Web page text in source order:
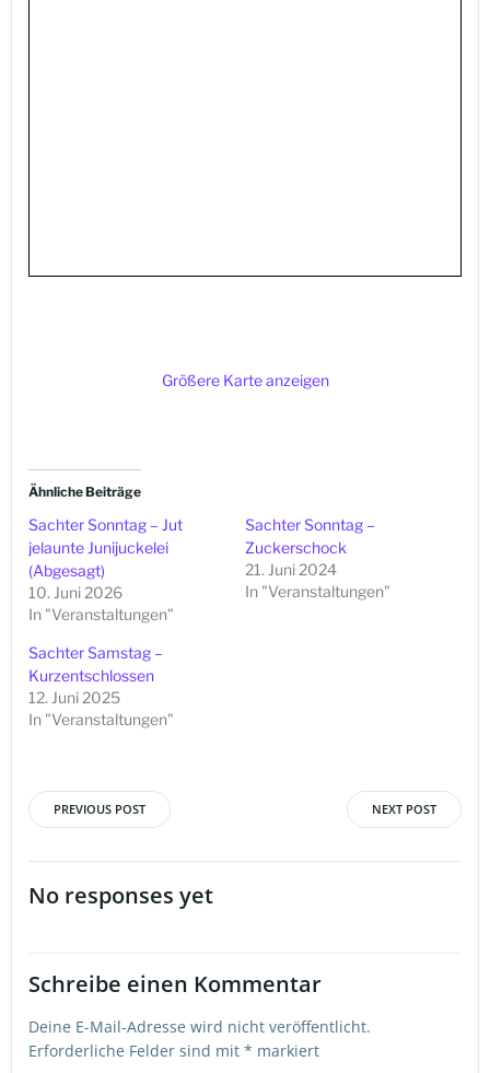
Größere Karte anzeigen
Ähnliche Beiträge
Sachter Sonntag – Jut
jelaunte Junijuckelei
(Abgesagt)
10. Juni 2026
In "Veranstaltungen"
Sachter Sonntag –
Zuckerschock
21. Juni 2024
In "Veranstaltungen"
Sachter Samstag –
Kurzentschlossen
12. Juni 2025
In "Veranstaltungen"
Beitragsnavigation
PREVIOUS POST NEXT POST
No responses yet
Schreibe einen Kommentar
Deine E-Mail-Adresse wird nicht veröffentlicht.
Erforderliche Felder sind mit * markiert